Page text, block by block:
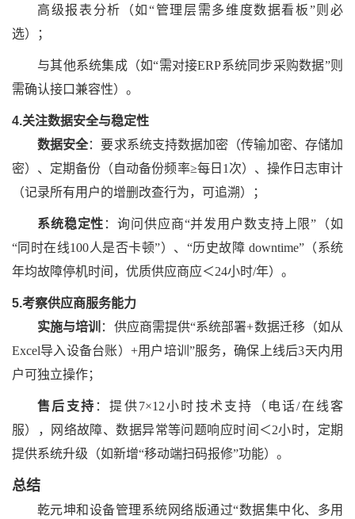
高级报表分析（如“管理层需多维度数据看板”则必
选）；
与其他系统集成（如“需对接ERP系统同步采购数据”则
需确认接口兼容性）。
4.关注数据安全与稳定性
数据安全：要求系统支持数据加密（传输加密、存储加
密）、定期备份（自动备份频率≥每日1次）、操作日志审计
（记录所有用户的增删改查行为，可追溯）；
系统稳定性 ：询问供应商“并发用户数支持上限”（如
“同时在线100人是否卡顿”）、“历史故障 downtime”（系统
年均故障停机时间，优质供应商应＜24小时/年）。
5.考察供应商服务能力
实施与培训 ：供应商需提供“系统部署+数据迁移（如从
Excel导入设备台账）+用户培训”服务，确保上线后3天内用
户可独立操作；
售后支持 ：提供7×12小时技术支持（电话/在线客
服），网络故障、数据异常等问题响应时间＜2小时，定期
提供系统升级（如新增“移动端扫码报修”功能）。
总结
乾元坤和设备管理系统网络版通过“数据集中化、多用